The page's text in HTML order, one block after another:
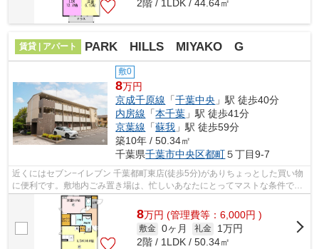
2階 / 1LDK / 44.64㎡
賃貸 | アパート PARK HILLS MIYAKO G
敷0
8万円
京成千原線 「千葉中央 」駅 徒歩40分
内房線 「本千葉 」駅 徒歩41分
京葉線 「蘇我 」駅 徒歩59分
築10年 / 50.34㎡
千葉県千葉市中央区都町５丁目9-7
近くにはセブン−イレブン 千葉都町東店(徒歩5分)がありちょっとした買い物
に便利です。敷地内ごみ置き場は、忙しいあなたにとってマストな条件では
ないでしょうか。カード決済で手元に...
8万円 (管理費等：6,000円 )
敷金 0ヶ月 礼金
1万円
2階 / 1LDK / 50.34㎡